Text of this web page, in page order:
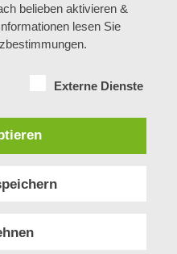
belieben aktivieren &
lesen Sie
Externe Dienste